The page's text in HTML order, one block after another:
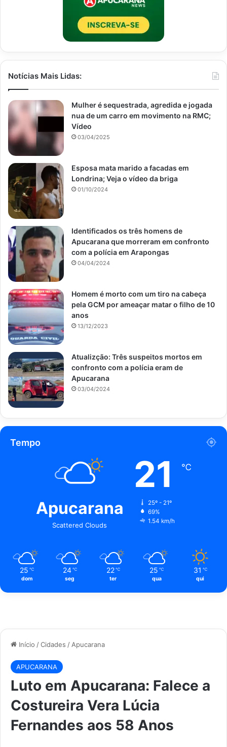
Início /Cidades / Apucarana
APUCARANA
Luto em Apucarana: Falece a
Costureira Vera Lúcia
Fernandes aos 58 Anos
Notícias Mais Lidas:
Mulher é sequestrada, agredida e jogada
nua de um carro em movimento na RMC;
Vídeo
03/04/2025
Esposa mata marido a facadas em
Londrina; Veja o vídeo da briga
01/10/2024
Identificados os três homens de
Apucarana que morreram em confronto
com a polícia em Arapongas
04/04/2024
Homem é morto com um tiro na cabeça
pela GCM por ameaçar matar o filho de 10
anos
13/12/2023
Atualizção: Três suspeitos mortos em
confronto com a polícia eram de
Apucarana
03/04/2024
Tempo
Apucarana
Scattered Clouds
21 ℃
25º - 21º
69%
1.54 km/h
25 ℃
dom
24 ℃
seg
22 ℃
ter
25 ℃
qua
31 ℃
qui